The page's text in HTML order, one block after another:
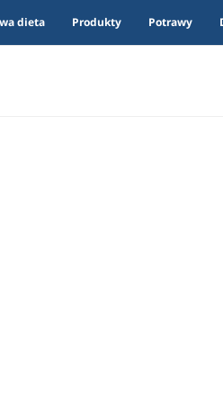
dieta Produkty Potrawy